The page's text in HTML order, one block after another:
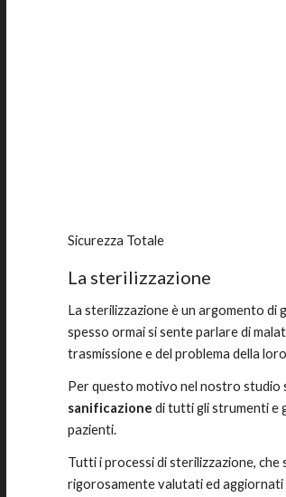
Sicurezza Totale
La sterilizzazione
La sterilizzazione è un argomento di
spesso ormai si sente parlare di
trasmissione e del problema della
Per questo motivo nel nostro studio
sanificazione di tutti gli strumenti e
pazienti.
Tutti i processi di sterilizzazione,
rigorosamente valutati ed aggiornati